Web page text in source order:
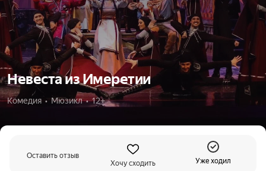
Невеста из Имеретии
Комедия  •  Мюзикл  •  12+
Оставить отзыв
Хочу сходить
Уже ходил